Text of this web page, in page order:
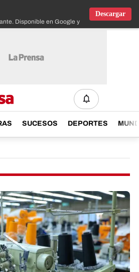
Disponible en Google y IOS
Descargar
SUCESOS DEPORTES